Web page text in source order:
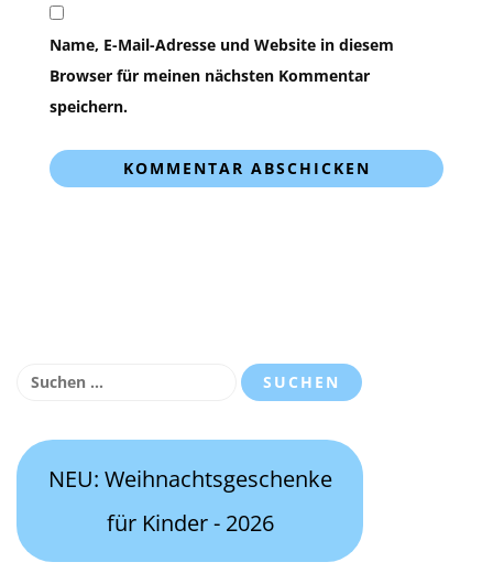
Name, E-Mail-Adresse und Website in diesem
Browser für meinen nächsten Kommentar
speichern.
Suchen
NEU: Weihnachtsgeschenke
für Kinder - 2026